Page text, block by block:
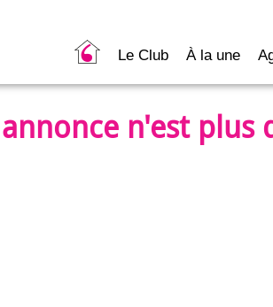
Le Club À la une
n'est plus